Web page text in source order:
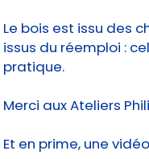
Le bois est issu des
issus du réemploi :
pratique.
Merci aux Ateliers
Et en prime, une